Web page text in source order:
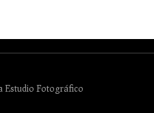
Estudio Fotográfico